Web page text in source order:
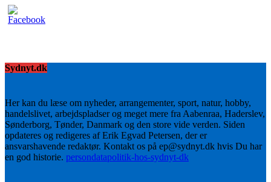
Sydnyt.dk
Her kan du læse om nyheder, arrangementer, sport, natur, hobby,
handelslivet, arbejdspladser og meget mere fra Aabenraa, Haderslev,
Sønderborg, Tønder, Danmark og den store vide verden. Siden
opdateres og redigeres af Erik Egvad Petersen, der er
ansvarshavende redaktør. Kontakt os på ep@sydnyt.dk hvis Du har
en god historie. persondatapolitik-hos-sydnyt-dk